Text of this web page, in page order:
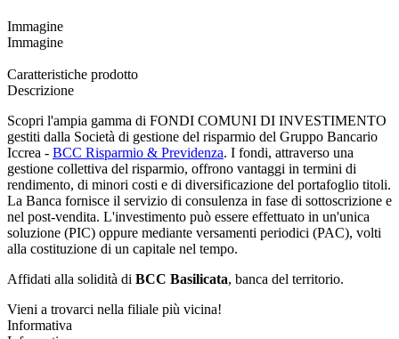
Immagine
Immagine
Caratteristiche prodotto
Descrizione
Scopri l'ampia gamma di FONDI COMUNI DI INVESTIMENTO
gestiti dalla Società di gestione del risparmio del Gruppo Bancario
Iccrea - BCC Risparmio & Previdenza. I fondi, attraverso una
gestione collettiva del risparmio, offrono vantaggi in termini di
rendimento, di minori costi e di diversificazione del portafoglio titoli.
La Banca fornisce il servizio di consulenza in fase di sottoscrizione e
nel post-vendita. L'investimento può essere effettuato in un'unica
soluzione (PIC) oppure mediante versamenti periodici (PAC), volti
alla costituzione di un capitale nel tempo.
Affidati alla solidità di BCC Basilicata, banca del territorio.
Vieni a trovarci nella filiale più vicina!
Informativa